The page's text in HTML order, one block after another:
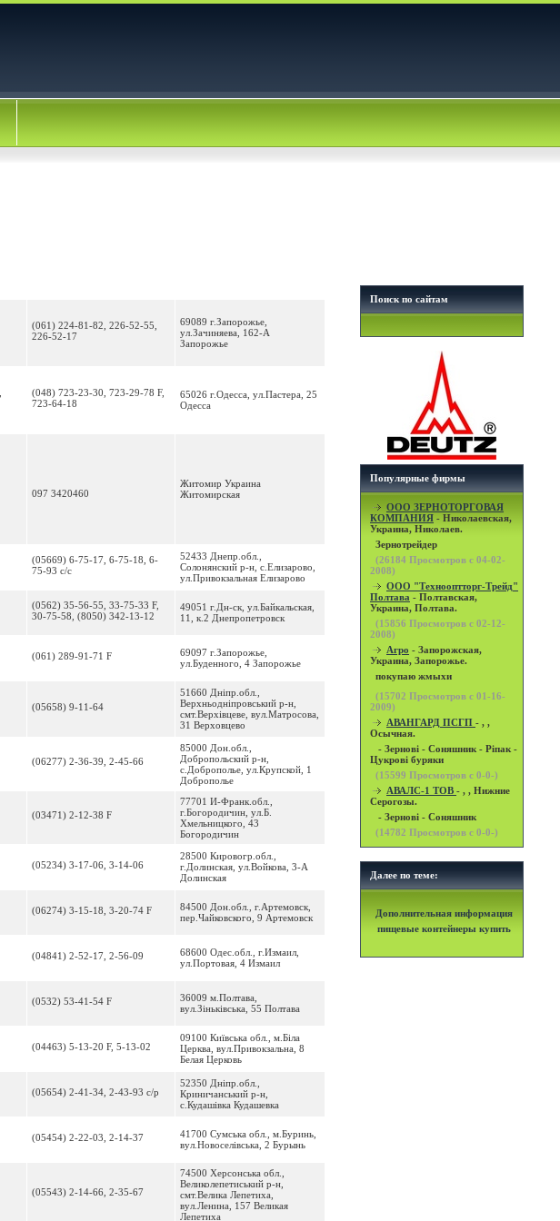
(061) 224-81-82, 226-52-55,
226-52-17
69089 г.Запорожье,
ул.Зачиняева, 162-А
Запорожье
(048) 723-23-30, 723-29-78 F,
723-64-18
65026 г.Одесса, ул.Пастера, 25
Одесса
097 3420460
Житомир Украина
Житомирская
(05669) 6-75-17, 6-75-18, 6-
75-93 с/с
52433 Днепр.обл.,
Солонянский р-н, с.Елизарово,
ул.Привокзальная Елизарово
(0562) 35-56-55, 33-75-33 F,
30-75-58, (8050) 342-13-12
49051 г.Дн-ск, ул.Байкальская,
11, к.2 Днепропетровск
(061) 289-91-71 F
69097 г.Запорожье,
ул.Буденного, 4 Запорожье
(05658) 9-11-64
51660 Днiпр.обл.,
Верхньодніпровський р-н,
смт.Верхівцеве, вул.Матросова,
31 Верховцево
(06277) 2-36-39, 2-45-66
85000 Дон.обл.,
Добропольский р-н,
с.Доброполье, ул.Крупской, 1
Доброполье
(03471) 2-12-38 F
77701 И-Франк.обл.,
г.Богородичин, ул.Б.
Хмельницкого, 43
Богородичин
(05234) 3-17-06, 3-14-06
28500 Кировогр.обл.,
г.Долинская, ул.Войкова, 3-А
Долинская
(06274) 3-15-18, 3-20-74 F
84500 Дон.обл., г.Артемовск,
пер.Чайковского, 9 Артемовск
(04841) 2-52-17, 2-56-09
68600 Одес.обл., г.Измаил,
ул.Портовая, 4 Измаил
(0532) 53-41-54 F
36009 м.Полтава,
вул.Зіньківська, 55 Полтава
(04463) 5-13-20 F, 5-13-02
09100 Київська обл., м.Біла
Церква, вул.Привокзальна, 8
Белая Церковь
(05654) 2-41-34, 2-43-93 с/р
52350 Днiпр.обл.,
Криничанський р-н,
с.Кудашівка Кудашевка
(05454) 2-22-03, 2-14-37
41700 Сумська обл., м.Буринь,
вул.Новоселівська, 2 Бурынь
(05543) 2-14-66, 2-35-67
74500 Херсонська обл.,
Великолепетиський р-н,
смт.Велика Лепетиха,
вул.Ленина, 157 Великая
Лепетиха
Поиск по сайтам
Популярные фирмы
OOO ЗЕРНОТОРГОВАЯ
КОМПАНИЯ - Николаевская,
Украина, Николаев.
Зернотрейдер
(26184 Просмотров с 04-02-
2008)
ООО "Технооптторг-Трейд"
Полтава - Полтавская,
Украина, Полтава.
(15856 Просмотров с 02-12-
2008)
Агро - Запорожская,
Украина, Запорожье.
покупаю жмыхи
(15702 Просмотров с 01-16-
2009)
АВАНГАРД ПСГП - , ,
Осычная.
- Зернові - Соняшник - Ріпак -
Цукрові буряки
(15599 Просмотров с 0-0-)
АВАЛС-1 ТОВ - , , Нижние
Серогозы.
- Зернові - Соняшник
(14782 Просмотров с 0-0-)
Далее по теме:
Дополнительная информация
пищевые контейнеры купить